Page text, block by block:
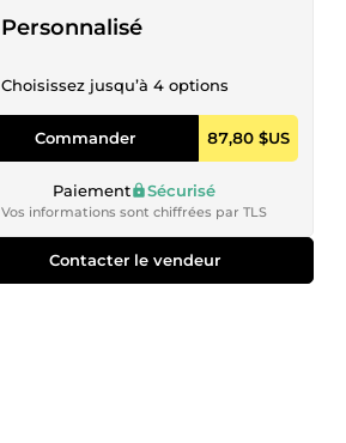
Personnalisé
Choisissez jusqu’à 4 options
Commander 87,80 $US
Paiement Sécurisé
Vos informations sont chiffrées par TLS
Contacter le vendeur